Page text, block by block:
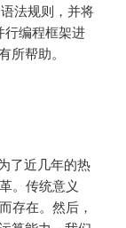
法规则，并将
行编程框架进
所帮助。
了近几年的热
。传统意义
存在。然后，